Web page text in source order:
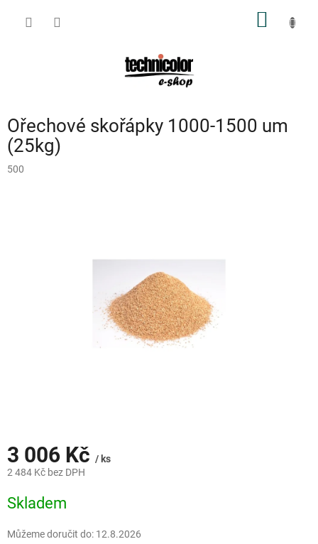
Ořechové skořápky 1000-1500 um
(25kg)
500
3 006 Kč / ks
2 484 Kč bez DPH
cena:
Skladem
Můžeme doručit do: 12.8.2026